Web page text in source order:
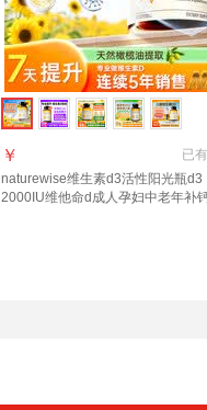
已有
￥
naturewise维生素d3活性阳光瓶d3
2000IU维他命d成人孕妇中老年补